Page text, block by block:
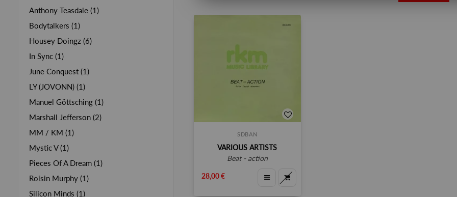
Anthony Teasdale (1)
Bodytalkers (1)
Housey Doingz (6)
In Sync (1)
June Conquest (1)
LY (JOVONN) (1)
Manuel Göttsching (1)
Marshall Jefferson (2)
MM / KM (1)
Mystic V (1)
Pieces Of A Dream (1)
Roisin Murphy (1)
Silicon Minds (1)
SDBAN
VARIOUS ARTISTS
beat - action
28,00 €